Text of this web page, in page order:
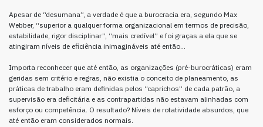
Apesar de “desumana”, a verdade é que a burocracia era, segundo Max
Webber, “superior a qualquer forma organizacional em termos de precisão,
estabilidade, rigor disciplinar”, “mais credível” e foi graças a ela que se
atingiram níveis de eficiência inimagináveis até então…
Importa reconhecer que até então, as organizações (pré-burocráticas) eram
geridas sem critério e regras, não existia o conceito de planeamento, as
práticas de trabalho eram definidas pelos “caprichos” de cada patrão, a
supervisão era deficitária e as contrapartidas não estavam alinhadas com
esforço ou competência. O resultado? Níveis de rotatividade absurdos, que
até então eram considerados normais.